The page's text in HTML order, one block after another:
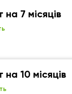
7 місяців
10 місяців